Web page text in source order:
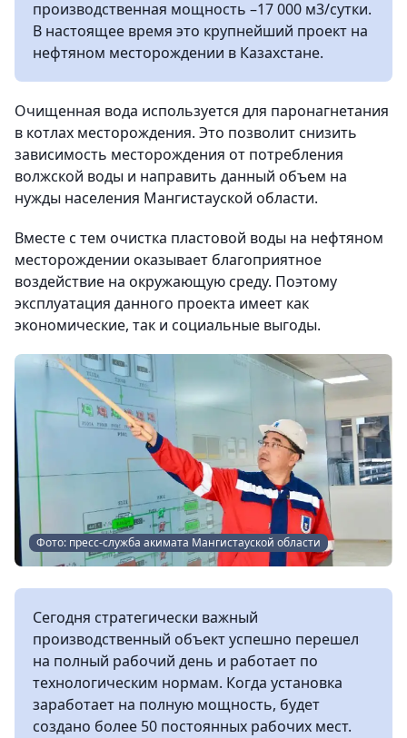
производственная мощность –17 000 м3/сутки.
В настоящее время это крупнейший проект на
нефтяном месторождении в Казахстане.
Очищенная вода используется для паронагнетания
в котлах месторождения. Это позволит снизить
зависимость месторождения от потребления
волжской воды и направить данный объем на
нужды населения Мангистауской области.
Вместе с тем очистка пластовой воды на нефтяном
месторождении оказывает благоприятное
воздействие на окружающую среду. Поэтому
эксплуатация данного проекта имеет как
экономические, так и социальные выгоды.
Фото: пресс-служба акимата Мангистауской области
Сегодня стратегически важный
производственный объект успешно перешел
на полный рабочий день и работает по
технологическим нормам. Когда установка
заработает на полную мощность, будет
создано более 50 постоянных рабочих мест.